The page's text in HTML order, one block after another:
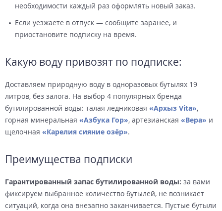
необходимости каждый раз оформлять новый заказ.
Если уезжаете в отпуск — сообщите заранее, и
приостановите подписку на время.
Какую воду привозят по подписке:
Доставляем природную воду в одноразовых бутылях 19
литров, без залога. На выбор 4 популярных бренда
бутилированной воды: талая ледниковая «Архыз Vita»,
горная минеральная «Азбука Гор», артезианская «Вера» и
щелочная «Карелия сияние озёр».
Преимущества подписки
Гарантированный запас бутилированной воды: за вами
фиксируем выбранное количество бутылей, не возникает
ситуаций, когда она внезапно заканчивается. Пустые бутыли